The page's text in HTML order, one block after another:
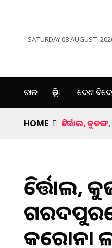
SATURDAY 08 AUGUST,
ରାଜ୍ୟ ଜିଲ୍ଲା ଦେଶ
HOME ତିର୍ତ୍ତୋଲ,
ତିର୍ତ୍ତୋଲ,
କରୋନା